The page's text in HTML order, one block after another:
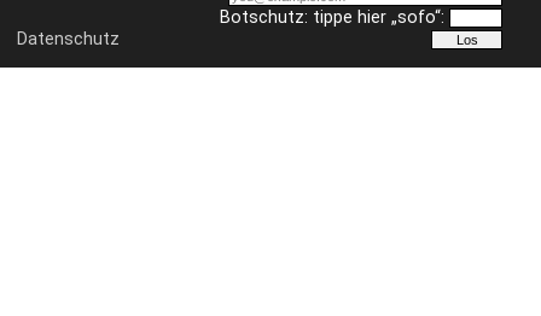
Datenschutz
Botschutz: tippe hier „sofo“: